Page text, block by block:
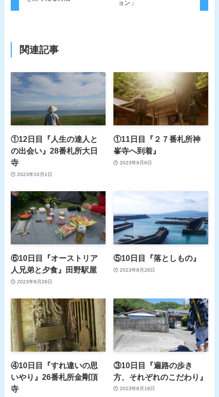
ョン」
関連記事
①12日目『人生の達人と
の出会い』28番札所大日
寺
2023年10月1日
①11日目『２７番札所神
峯寺へ到着』
2023年9月8日
⑥10日目『オーストリア
人兄弟と夕食』田野駅屋
2023年8月29日
⑤10日目『落としもの』
2023年8月28日
④10日目『すれ違いの思
いやり』26番札所金剛頂
寺
③10日目『遍路の歩き
方、それぞれのこだわり』
2023年8月18日